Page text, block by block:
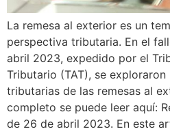
La remesa al exterior es un
perspectiva tributaria. En el
abril 2023, expedido por el
Tributario (TAT), se
tributarias de las remesas al
completo se puede leer aquí:
de 26 de abril 2023. En este